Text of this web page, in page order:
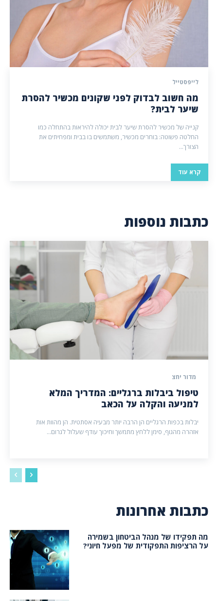
לייפסטייל
מה חשוב לבדוק לפני שקונים מכשיר להסרת
שיער לבית?
קנייה של מכשיר להסרת שיער לבית יכולה להיראות בהתחלה כמו
החלטה פשוטה: בוחרים מכשיר, משתמשים בו בבית ומפחיתים את
הצורך...
קרא עוד
כתבות נוספות
מדור יחצ
טיפול ביבלות ברגליים: המדריך המלא
למניעה והקלה על הכאב
יבלות בכפות הרגליים הן הרבה יותר מבעיה אסתטית. הן מהוות אות
אזהרה מהגוף, סימן ללחץ מתמשך וחיכוך עודף שעלול לגרום...
כתבות אחרונות
מה תפקידו של מנהל הביטחון בשמירה
על הרציפות התפקודית של מפעל חיוני?